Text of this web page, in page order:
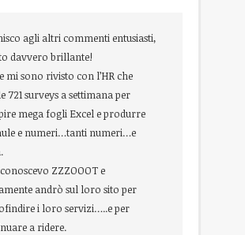
agli altri commenti entusiasti,
davvero brillante!
mi sono rivisto con l’HR che
721 surveys a settimana per
mega fogli Excel e produrre
e numeri…tanti numeri…e
ZZZOOOT e
andrò sul loro sito per
i loro servizi…..e per
a ridere.